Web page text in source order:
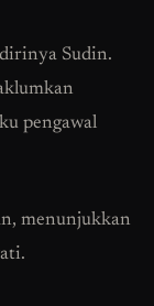
Sudin.
pengawal
menunjukkan